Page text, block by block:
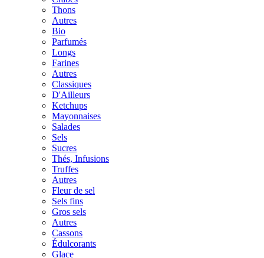
Thons
Autres
Bio
Parfumés
Longs
Farines
Autres
Classiques
D'Ailleurs
Ketchups
Mayonnaises
Salades
Sels
Sucres
Thés, Infusions
Truffes
Autres
Fleur de sel
Sels fins
Gros sels
Autres
Cassons
Édulcorants
Glace